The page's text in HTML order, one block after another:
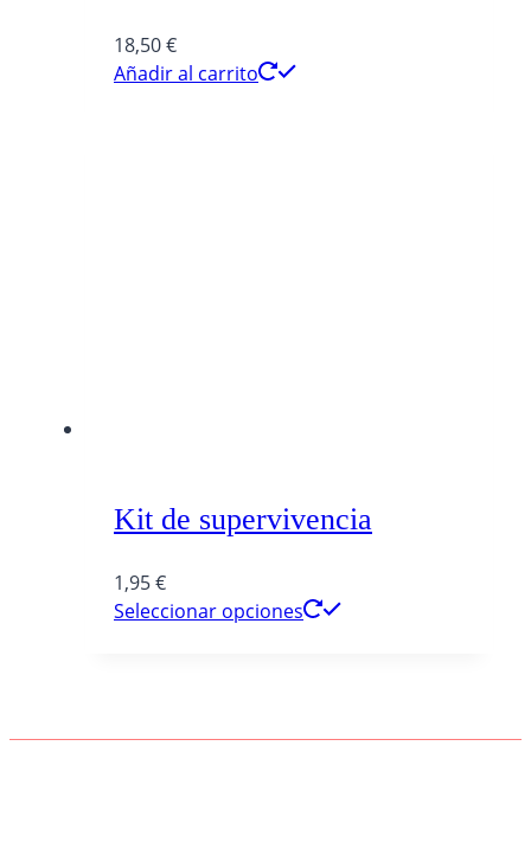
18,50€
Añadir al carrito
Kit de supervivencia
1,95€
Seleccionar opciones